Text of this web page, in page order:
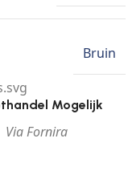
Bruin
Mogelijk
Via Fornira